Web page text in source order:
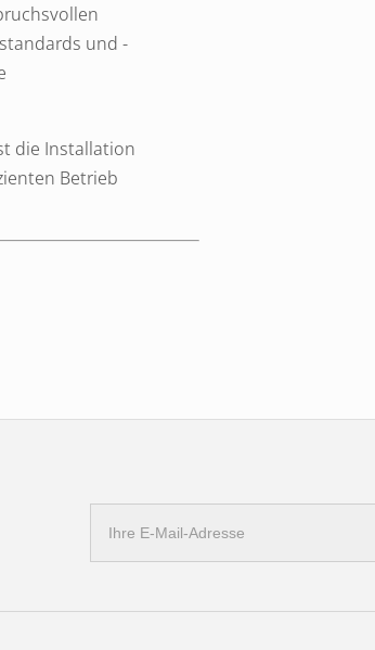
und -
die Installation
Betrieb
Mail
Adresse